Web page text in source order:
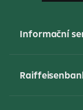
Informační